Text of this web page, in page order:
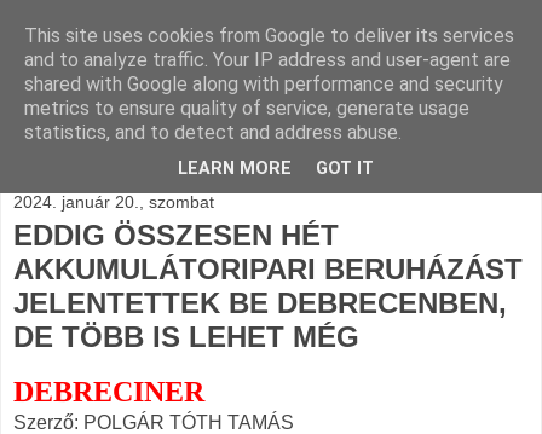
BLOGÁSZAT, napi
blogjava
2024. január 20., szombat
EDDIG ÖSSZESEN HÉT
AKKUMULÁTORIPARI BERUHÁZÁST
JELENTETTEK BE DEBRECENBEN,
DE TÖBB IS LEHET MÉG
DEBRECINER
Szerző: POLGÁR TÓTH TAMÁS
This site uses cookies from Google to deliver its services
and to analyze traffic. Your IP address and user-agent are
shared with Google along with performance and security
metrics to ensure quality of service, generate usage
statistics, and to detect and address abuse.
LEARN MORE GOT IT